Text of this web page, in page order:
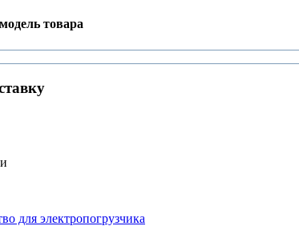
товара
для электропогрузчика